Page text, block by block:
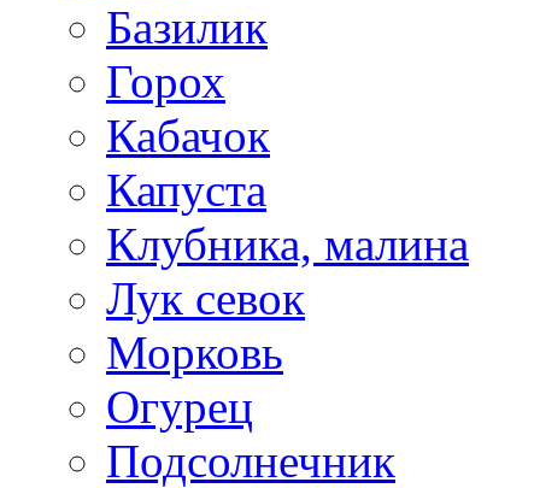
Базилик
Горох
Кабачок
Капуста
Клубника, малина
Лук севок
Морковь
Огурец
Подсолнечник